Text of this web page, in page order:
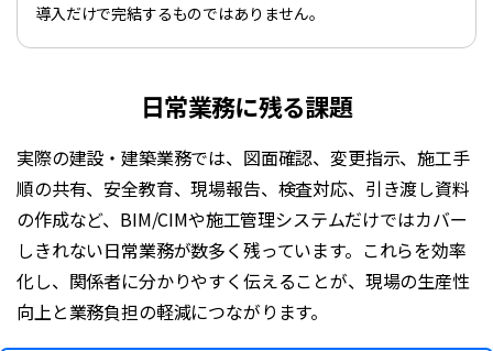
導入だけで完結するものではありません。
日常業務に残る課題
実際の建設・建築業務では、図面確認、変更指示、施工手
順の共有、安全教育、現場報告、検査対応、引き渡し資料
の作成など、BIM/CIMや施工管理システムだけではカバー
しきれない日常業務が数多く残っています。これらを効率
化し、関係者に分かりやすく伝えることが、現場の生産性
向上と業務負担の軽減につながります。